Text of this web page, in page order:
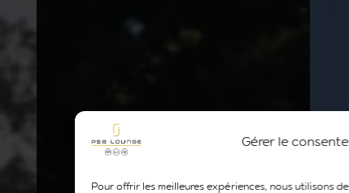
Gérer le
Pour offrir les meilleures expériences, nous utilisons